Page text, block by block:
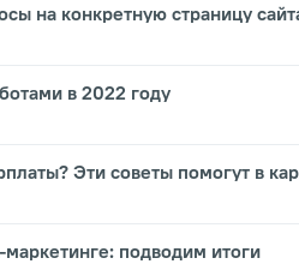
на конкретную страницу
в 2022 году
Эти советы помогут в
подводим итоги